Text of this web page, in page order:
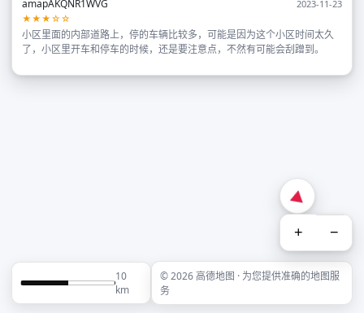
amapAKQNR1WVG
2023-11-23
★★★☆☆
小区里面的内部道路上，停的车辆比较多，可能是因为这个小区时间太久
了，小区里开车和停车的时候，还是要注意点，不然有可能会刮蹭到。
+ −
10
km
© 2026 高德地图 · 为您提供准确的地图服
务